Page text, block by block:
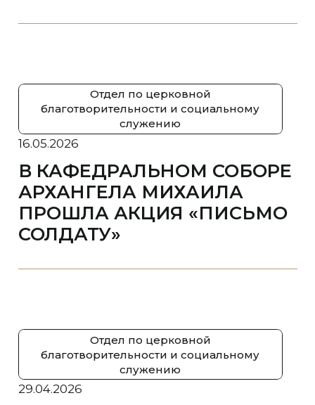
Отдел по церковной
благотворительности и социальному
служению
16.05.2026
В КАФЕДРАЛЬНОМ СОБОРЕ
АРХАНГЕЛА МИХАИЛА
ПРОШЛА АКЦИЯ «ПИСЬМО
СОЛДАТУ»
Отдел по церковной
благотворительности и социальному
служению
29.04.2026